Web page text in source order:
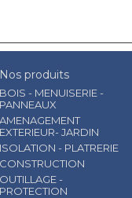
Nos produits
BOIS - MENUISERIE -
PANNEAUX
AMENAGEMENT
EXTERIEUR- JARDIN
ISOLATION - PLATRERIE
CONSTRUCTION
OUTILLAGE -
PROTECTION